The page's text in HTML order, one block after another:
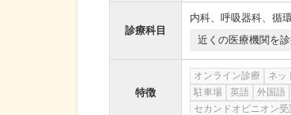
診療科目
内科、 呼吸器科、 循
近くの医療機関を
特徴
オンライン診療 ネッ
駐車場
英語 外国語
セカンドオピニオン受